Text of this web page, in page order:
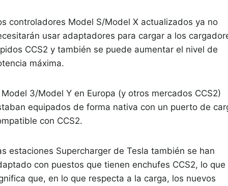
controladores Model S/Model X actualizados ya no
usar adaptadores para cargar a los
CCS2 y también se puede aumentar el nivel de
máxima.
Model 3/Model Y en Europa (y otros mercados CCS2)
equipados de forma nativa con un puerto de
con CCS2.
estaciones Supercharger de Tesla también se han
con puestos que tienen enchufes CCS2, lo que
que, en lo que respecta a la carga, los nuevos